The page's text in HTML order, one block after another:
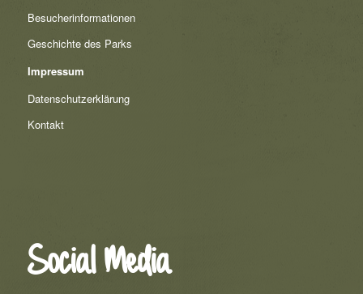
Besucherinformationen
Geschichte des Parks
Impressum
Datenschutzerklärung
Kontakt
Social Media